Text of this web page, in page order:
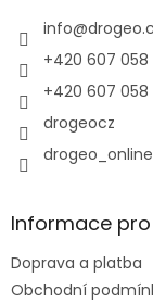
info@
+420 607 058
+420 607
drogeocz
Informace
Doprava a platba
Obchodní